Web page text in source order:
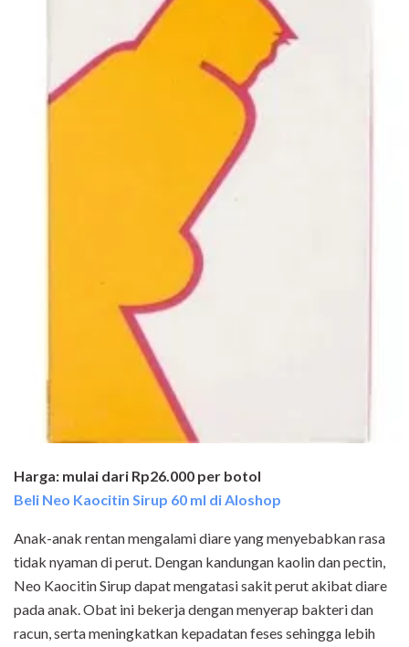
Harga: mulai dari Rp26.000 per botol
Beli Neo Kaocitin Sirup 60 ml di Aloshop
Anak-anak rentan mengalami diare yang menyebabkan rasa
tidak nyaman di perut. Dengan kandungan kaolin dan pectin,
Neo Kaocitin Sirup dapat mengatasi sakit perut akibat diare
pada anak. Obat ini bekerja dengan menyerap bakteri dan
racun, serta meningkatkan kepadatan feses sehingga lebih